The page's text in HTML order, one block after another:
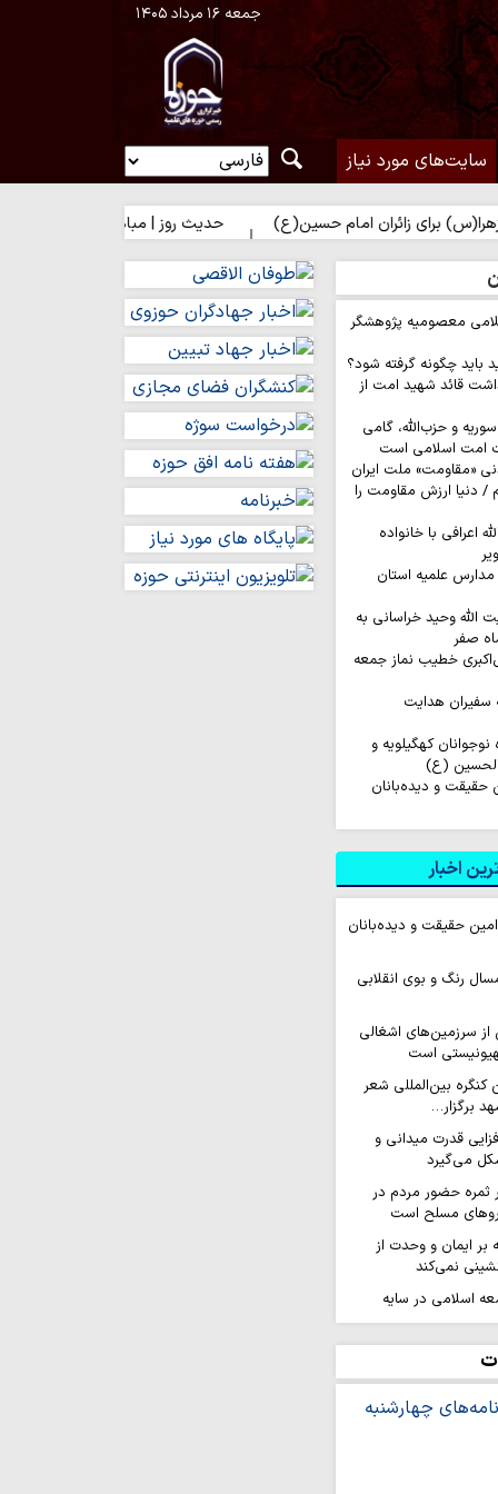
جمعه ۱۶ مرداد ۱۴۰۵
سایت‌های مورد نیاز
امام حسین(ع) حدیث روز | مباهات خداوند به زائر امام
معصومیه پژوهشگر
باید چگونه گرفته شود؟
قائد شهید امت از
و حزب‌الله، گامی
امت اسلامی است
«مقاومت» ملت ایران
دنیا ارزش مقاومت را
اعرافی با خانواده
علمیه استان
الله وحید خراسانی به
صفر
خطیب نماز جمعه
سفیران هدایت
۲۰۰ نفره نوجوانان کهگیلویه و
الحسین (ع)
حقیقت و دیده‌بانان
اخبار
امین حقیقت و دیده‌بانان
رنگ و بوی انقلابی
سرزمین‌های اشغالی
است
کنگره بین‌المللی شعر
برگزار…
قدرت میدانی و
می‌گیرد
ثمره حضور مردم در
مسلح است
بر ایمان و وحدت از
نمی‌کند
اسلامی در سایه
می‌شود
صهیونیستی به جنوب
آستانه تحریم های